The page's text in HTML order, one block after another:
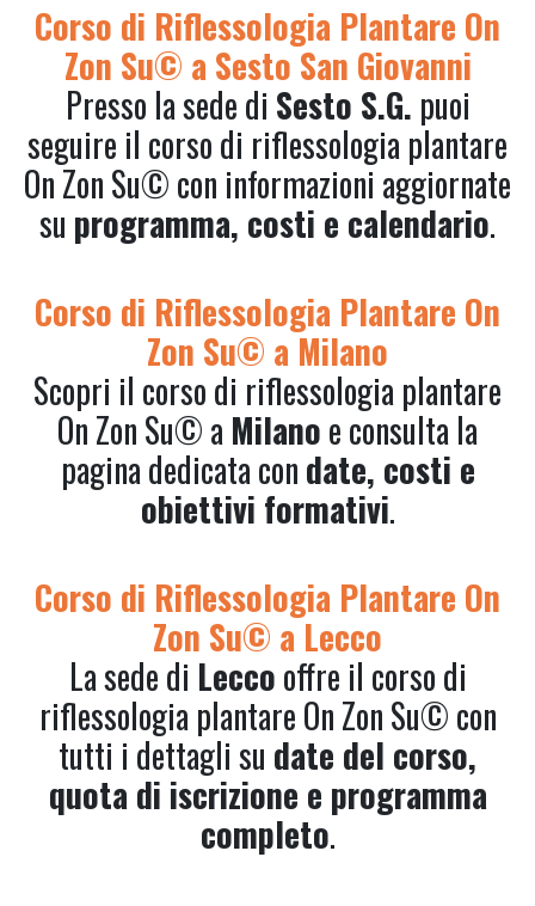
Corso di Riflessologia Plantare On
Zon Su© a Sesto San Giovanni
Presso la sede di Sesto S.G. puoi
seguire il corso di riflessologia plantare
On Zon Su© con informazioni aggiornate
su programma, costi e calendario.
Corso di Riflessologia Plantare On
Zon Su© a Milano
Scopri il corso di riflessologia plantare
On Zon Su© a Milanoe consulta la
pagina dedicata condate, costi e
obiettivi formativi.
Corso di Riflessologia Plantare On
Zon Su© a Lecco
La sede di Leccooffre il corso di
riflessologia plantare On Zon Su© con
tutti i dettagli su date del corso,
quota di iscrizione e programma
completo.